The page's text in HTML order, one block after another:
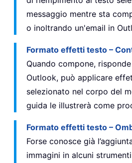
messaggio mentre sta
o inoltrando un'email in
Formato effetti testo –
Quando compone,
Outlook, può applicare
selezionato nel corpo del
guida le illustrerà come
Formato effetti testo –
Forse conosce già
immagini in alcuni